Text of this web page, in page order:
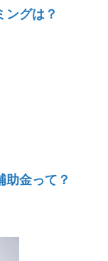
グは？
金って？